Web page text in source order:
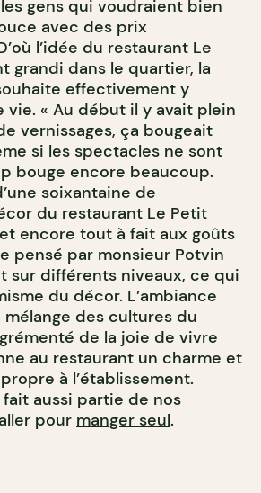
gens qui voudraient bien
avec des prix
l’idée du restaurant Le
grandi dans le quartier, la
effectivement y
vie. « Au début il y avait plein
vernissages, ça bougeait
si les spectacles ne sont
bouge encore beaucoup.
soixantaine de
du restaurant Le Petit
encore tout à fait aux goûts
pensé par monsieur Potvin
sur différents niveaux, ce qui
du décor. L’ambiance
des cultures du
de la joie de vivre
au restaurant un charme et
à l’établissement.
fait aussi partie de nos
pour manger seul.